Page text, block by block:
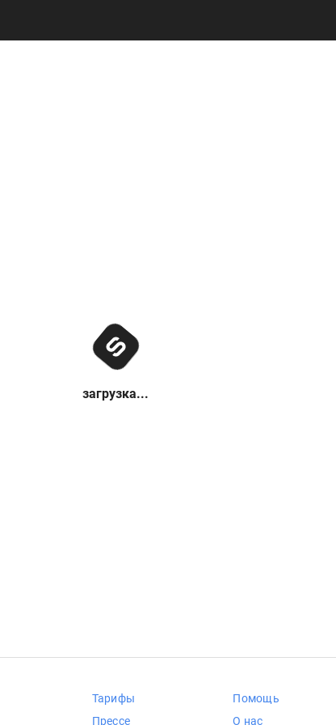
загрузка...
Тарифы
Прессе
Помощь
О нас